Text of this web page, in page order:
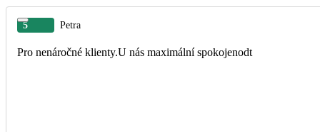
5 Petra
Pro nenáročné klienty.U nás maximální spokojenodt